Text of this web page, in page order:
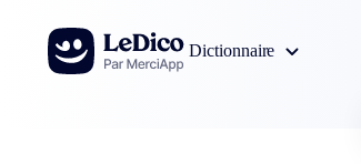
Aller au contenu
Dictionnaire